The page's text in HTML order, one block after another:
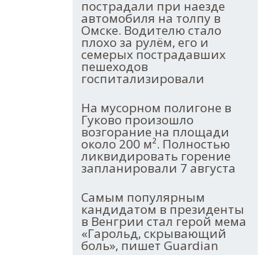
пострадали при наезде
автомобиля на толпу в
Омске. Водителю стало
плохо за рулём, его и
семерых пострадавших
пешеходов
госпитализировали
На мусорном полигоне в
Гуково произошло
возгорание на площади
около 200 м². Полностью
ликвидировать горение
запланировали 7 августа
Самым популярным
кандидатом в президенты
в Венгрии стал герой мема
«Гарольд, скрывающий
боль», пишет Guardian